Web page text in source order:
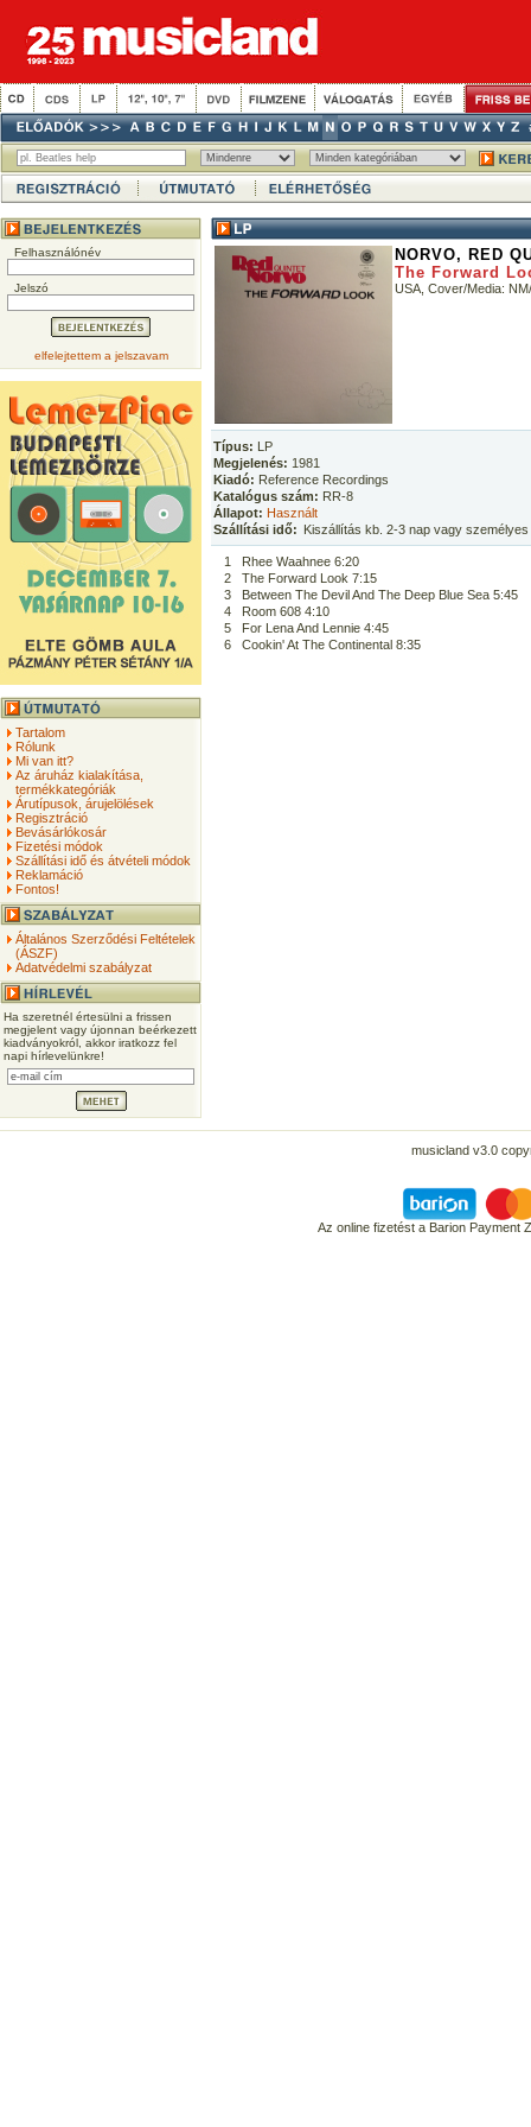
Felhasználónév
Jelszó
elfelejtettem a jelszavam
Tartalom
Rólunk
Mi van itt?
Az áruház kialakítása,
termékkategóriák
Árutípusok, árujelölések
Regisztráció
Bevásárlókosár
Fizetési módok
Szállítási idő és átvételi módok
Reklamáció
Fontos!
Általános Szerződési Feltételek
(ÁSZF)
Adatvédelmi szabályzat
Ha szeretnél értesülni a frissen
megjelent vagy újonnan beérkezett
kiadványokról, akkor iratkozz fel
napi hírlevelünkre!
NORVO, RED
The Forward
USA, Cover/Media:
Típus: LP
Megjelenés: 1981
Kiadó: Reference Recordings
Katalógus szám: RR-8
Állapot: Használt
Szállítási idő: Kiszállítás kb. 2-3 nap vagy
1
Rhee Waahnee 6:20
2
The Forward Look 7:15
3
Between The Devil And The Deep Blue Sea 5:45
4
Room 608 4:10
5
For Lena And Lennie 4:45
6
Cookin' At The Continental 8:35
musicland v3.0
Az online fizetést a Barion Payment